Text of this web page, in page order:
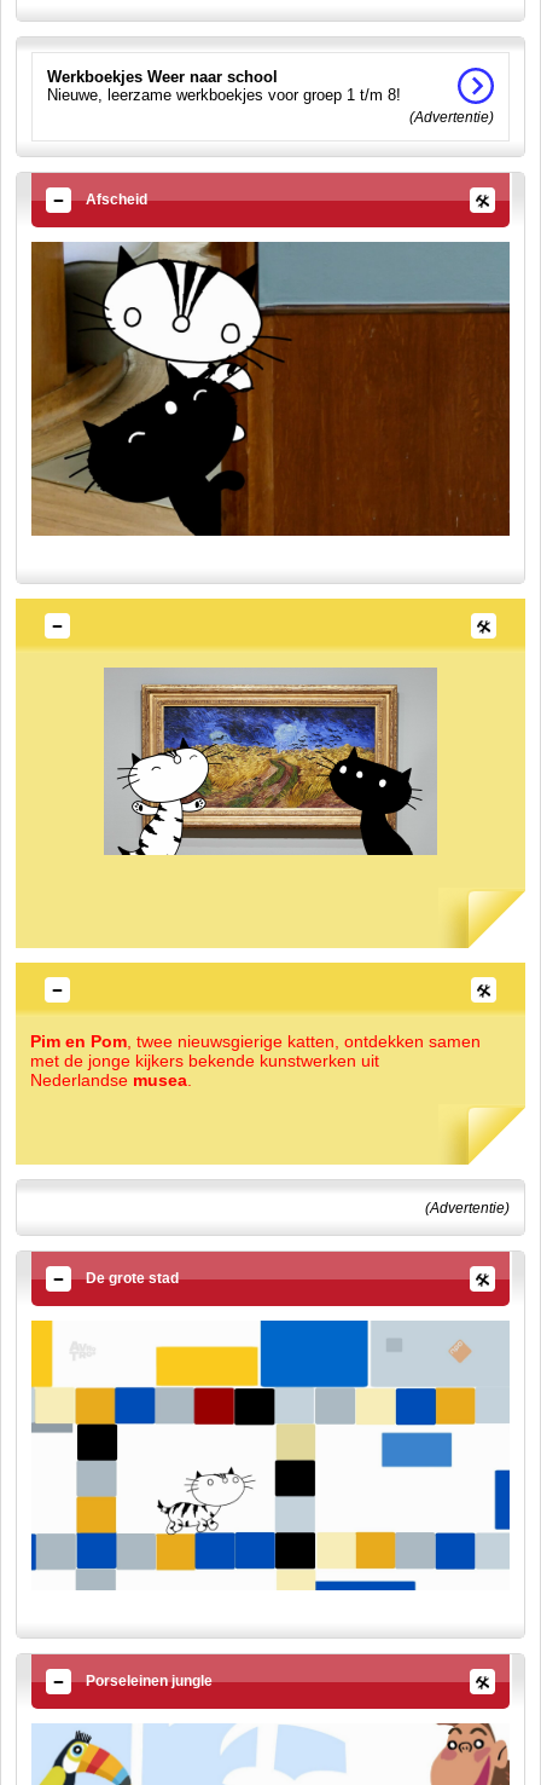
Werkboekjes Weer naar school
Nieuwe, leerzame werkboekjes voor groep 1 t/m 8!
(Advertentie)
Afscheid
Pim en Pom, twee nieuwsgierige katten, ontdekken samen
met de jonge kijkers bekende kunstwerken uit
Nederlandse musea.
(Advertentie)
De grote stad
Porseleinen jungle